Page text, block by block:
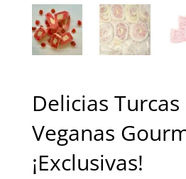
Delicias
Veganas
¡Exclusivas!